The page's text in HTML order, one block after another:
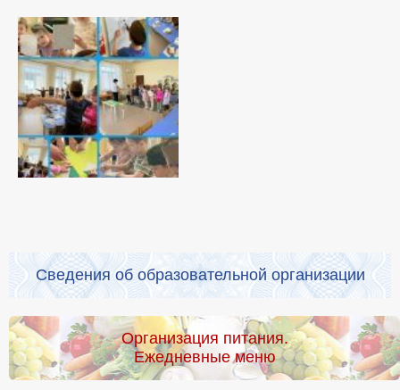
Сведения об образовательной организации
Организация питания.
Ежедневные меню